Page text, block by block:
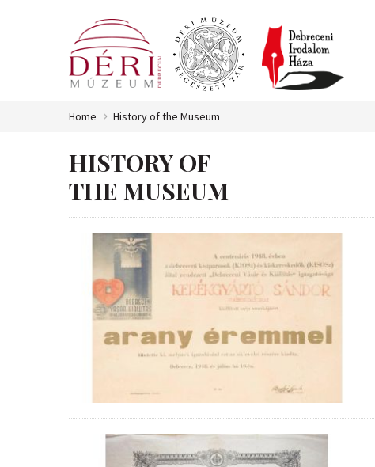
Home History of the Museum
HISTORY OF
THE MUSEUM